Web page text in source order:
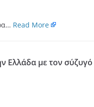
Read More
Ελλάδα με τον σύζυγό